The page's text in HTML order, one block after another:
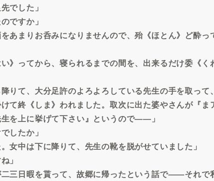
でした」
ですか」
をあまりお呑みになりませんので、殆《ほとん》ど酔っ
い》ってから、寝られるまでの間を、出来るだけ委《
降りて、大分足許のよろよろしている先生の手を取っ
て終《しま》われました。取次に出た婆やさんが『ま
生を上に挙げて下さい』というので――」
したか」
女中は下に降りて、先生の靴を脱がせていました」
」
二三日暇を貰って、故郷に帰ったという話で――それで